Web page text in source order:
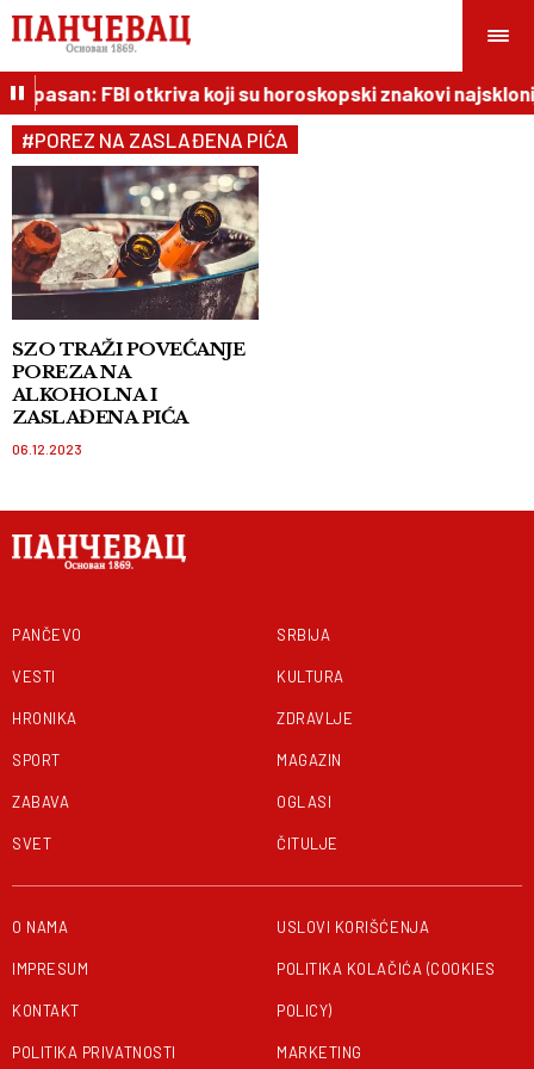
opasan: FBI otkriva koji su horoskopski znakovi
#POREZ NA ZASLAĐENA PIĆA
SZO TRAŽI POVEĆANJE
POREZA NA
ALKOHOLNA I
ZASLAĐENA PIĆA
06.12.2023
PANČEVO
VESTI
HRONIKA
SPORT
ZABAVA
SVET
SRBIJA
KULTURA
ZDRAVLJE
MAGAZIN
OGLASI
ČITULJE
O NAMA
IMPRESUM
KONTAKT
POLITIKA PRIVATNOSTI
USLOVI KORIŠĆENJA
POLITIKA KOLAČIĆA (COOKIES
POLICY)
MARKETING